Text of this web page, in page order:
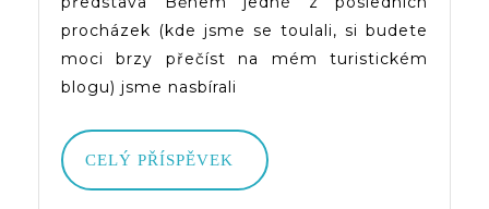
procházek (kde jsme se toulali, si budete
moci brzy přečíst na mém turistickém
blogu) jsme nasbírali
CELÝ PŘÍSPĚVEK
CELÝ
PŘÍSPĚVEK